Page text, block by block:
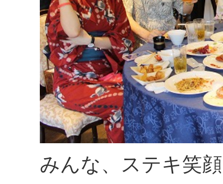
みんな、ステキ笑